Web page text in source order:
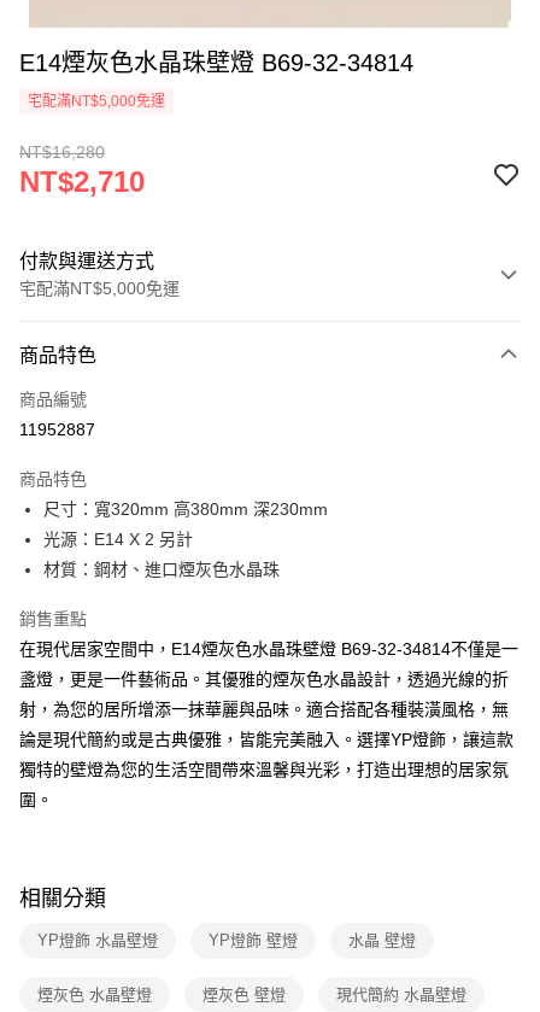
E14煙灰色水晶珠壁燈 B69-32-34814
宅配滿NT$5,000免運
NT$16,280
NT$2,710
付款與運送方式
宅配滿NT$5,000免運
信用卡一次付款
LINE Pay
街口支付
悠遊付
全盈+PAY
AFTEE先享後付
相關說明
【關於「AFTEE先享後付」】
AFTEE先享後付是「在收到商品之後才付款」的支付方式。 讓您購物簡單
便利好安心！
１．簡單：不需註冊會員、不需綁卡、不需儲值。
【「AFTEE先享後付」結帳流程】
１．於結帳方式選擇「AFTEE先享後付」後，將跳轉至「AFTEE先享後付」
結帳頁面，進行簡訊認證並確認金額後，即可完成結帳。
ATM／網路銀行／等多元方式進行付款，方視為交易完成。
每筆NT$180，滿NT$5,000(含以上)免運費
商品特色
商品編號
11952887
商品特色
尺寸：寬320mm 高380mm 深230mm
光源：E14 X 2 另計
材質：鋼材、進口煙灰色水晶珠
銷售重點
在現代居家空間中，E14煙灰色水晶珠壁燈 B69-32-34814不僅是一
盞燈，更是一件藝術品。其優雅的煙灰色水晶設計，透過光線的折
射，為您的居所增添一抹華麗與品味。適合搭配各種裝潢風格，無
論是現代簡約或是古典優雅，皆能完美融入。選擇YP燈飾，讓這款
獨特的壁燈為您的生活空間帶來溫馨與光彩，打造出理想的居家氛
圍。
相關分類
YP燈飾 水晶壁燈 YP燈飾 壁燈 水晶 壁燈
煙灰色 水晶壁燈 煙灰色 壁燈 現代簡約 水晶壁燈